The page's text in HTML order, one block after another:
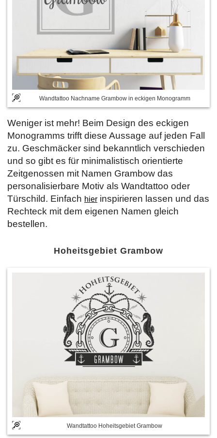
Wandtattoo Nachname Grambow in eckigen Monogramm
Weniger ist mehr! Beim Design des eckigen
Monogramms trifft diese Aussage auf jeden Fall
zu. Geschmäcker sind bekanntlich verschieden
und so gibt es für minimalistisch orientierte
Zeitgenossen mit Namen Grambow das
personalisierbare Motiv als Wandtattoo oder
Türschild. Einfach hier inspirieren lassen und das
Rechteck mit dem eigenen Namen gleich
bestellen.
Hoheitsgebiet Grambow
Wandtattoo Hoheitsgebiet Grambow